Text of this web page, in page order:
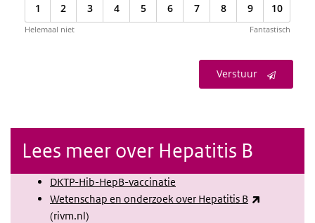
1 2 3 4 5 6 7 8 9 10
Helemaal niet Fantastisch
Verstuur
Lees meer over Hepatitis B
DKTP-Hib-HepB-vaccinatie
Wetenschap en onderzoek over Hepatitis B
(rivm.nl)